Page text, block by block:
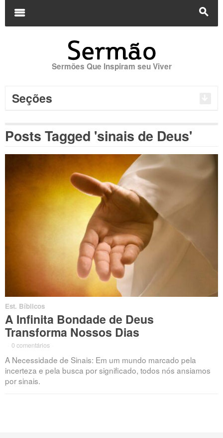
s
m
Sermões Que Inspiram seu Viver
Seções
Posts Tagged 'sinais de Deus'
Est. Bíblicos
A Infinita Bondade de Deus
Transforma Nossos Dias
0 comentários
A Necessidade de Sinais: Em um mundo marcado pela
incerteza e pela busca por significado, todos nós ansiamos
por sinais.